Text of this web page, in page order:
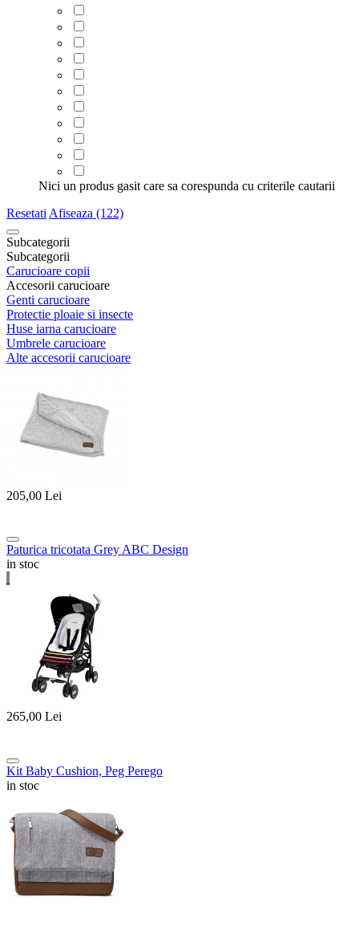
Nici un produs gasit care sa corespunda cu criterile cautarii
Resetati Afiseaza (122)
Subcategorii
Subcategorii
Carucioare copii
Accesorii carucioare
Genti carucioare
Protectie ploaie si insecte
Huse iarna carucioare
Umbrele carucioare
Alte accesorii carucioare
205,00 Lei
Paturica tricotata Grey ABC Design
in stoc
265,00 Lei
Kit Baby Cushion, Peg Perego
in stoc